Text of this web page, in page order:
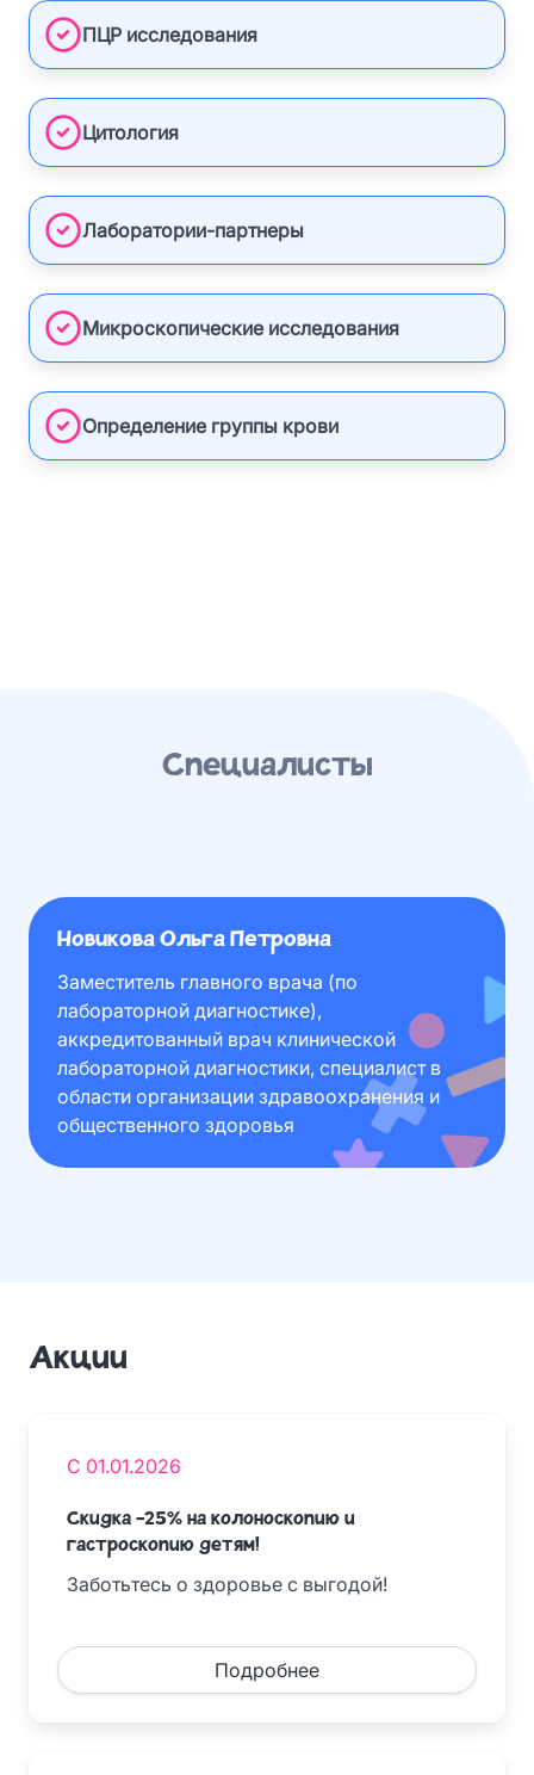
ПЦР исследования
Цитология
Лаборатории-партнеры
Микроскопические исследования
Определение группы крови
Специалисты
Новикова Ольга Петровна
Заместитель главного врача (по
лабораторной диагностике),
аккредитованный врач клинической
лабораторной диагностики, специалист в
области организации здравоохранения и
общественного здоровья
Акции
С 01.01.2026
Скидка -25% на колоноскопию и
гастроскопию детям!
Заботьтесь о здоровье с выгодой!
Подробнее